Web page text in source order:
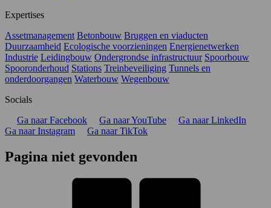
Expertises
Assetmanagement Betonbouw Bruggen en viaducten
Duurzaamheid Ecologische voorzieningen Energienetwerken
Industrie Leidingbouw Ondergrondse infrastructuur Spoorbouw
Spooronderhoud Stations Treinbeveiliging Tunnels en
onderdoorgangen Waterbouw Wegenbouw
Socials
Ga naar Facebook
Ga naar YouTube
Ga naar LinkedIn
Ga naar Instagram
Ga naar TikTok
Pagina niet gevonden